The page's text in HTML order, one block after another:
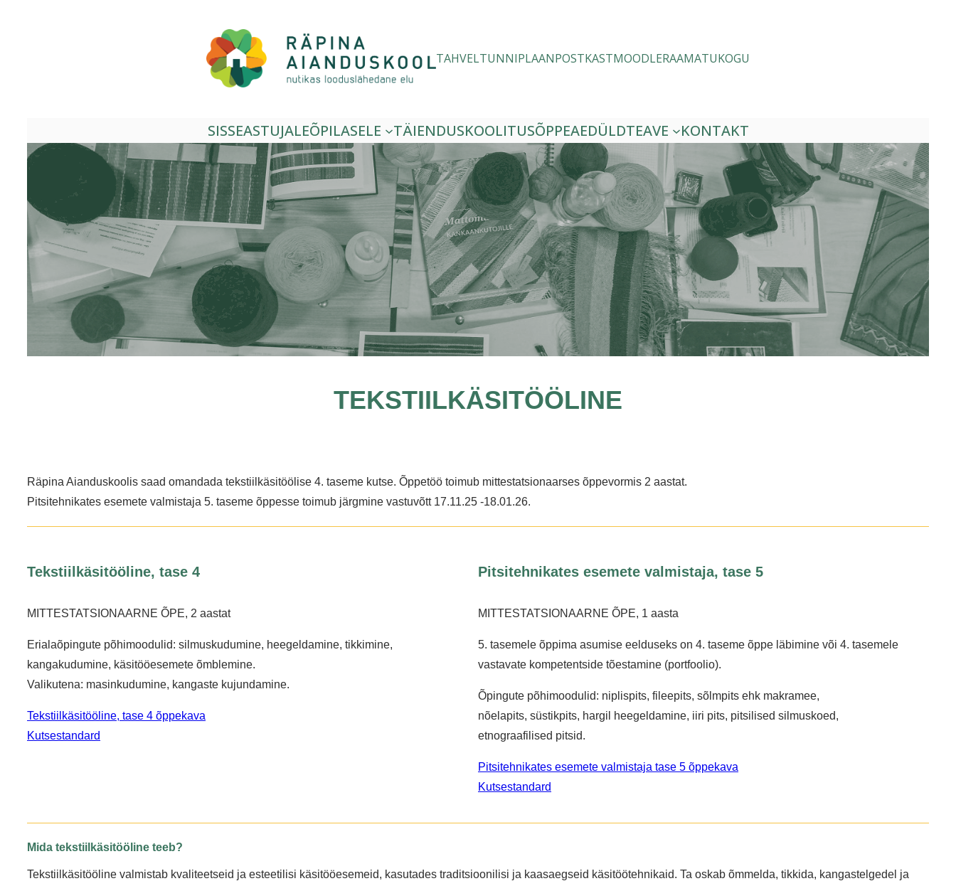
TAHVELTUNNIPLAANPOSTKASTMOODLERAAMATUKOGU
SISSEASTUJALEÕPILASELE TÄIENDUSKOOLITUSÕPPEAEDÜLDTEAVE KONTAKT
TEKSTIILKÄSITÖÖLINE
Räpina Aianduskoolis saad omandada tekstiilkäsitöölise 4. taseme kutse. Õppetöö toimub mittestatsionaarses õppevormis 2 aastat.
Pitsitehnikates esemete valmistaja 5. taseme õppesse toimub järgmine vastuvõtt 17.11.25 -18.01.26.
Tekstiilkäsitööline, tase 4
MITTESTATSIONAARNE ÕPE, 2 aastat
Erialaõpingute põhimoodulid: silmuskudumine, heegeldamine, tikkimine,
kangakudumine, käsitööesemete õmblemine.
Valikutena: masinkudumine, kangaste kujundamine.
Tekstiilkäsitööline, tase 4 õppekava
Kutsestandard
Pitsitehnikates esemete valmistaja, tase 5
MITTESTATSIONAARNE ÕPE, 1 aasta
5. tasemele õppima asumise eelduseks on 4. taseme õppe läbimine või 4. tasemele
vastavate kompetentside tõestamine (portfoolio).
Õpingute põhimoodulid: niplispits, fileepits, sõlmpits ehk makramee,
nõelapits, süstikpits, hargil heegeldamine, iiri pits, pitsilised silmuskoed,
etnograafilised pitsid.
Pitsitehnikates esemete valmistaja tase 5 õppekava
Kutsestandard
Mida tekstiilkäsitööline teeb?
Tekstiilkäsitööline valmistab kvaliteetseid ja esteetilisi käsitööesemeid, kasutades traditsioonilisi ja kaasaegseid käsitöötehnikaid. Ta oskab õmmelda, tikkida, kangastelgedel ja